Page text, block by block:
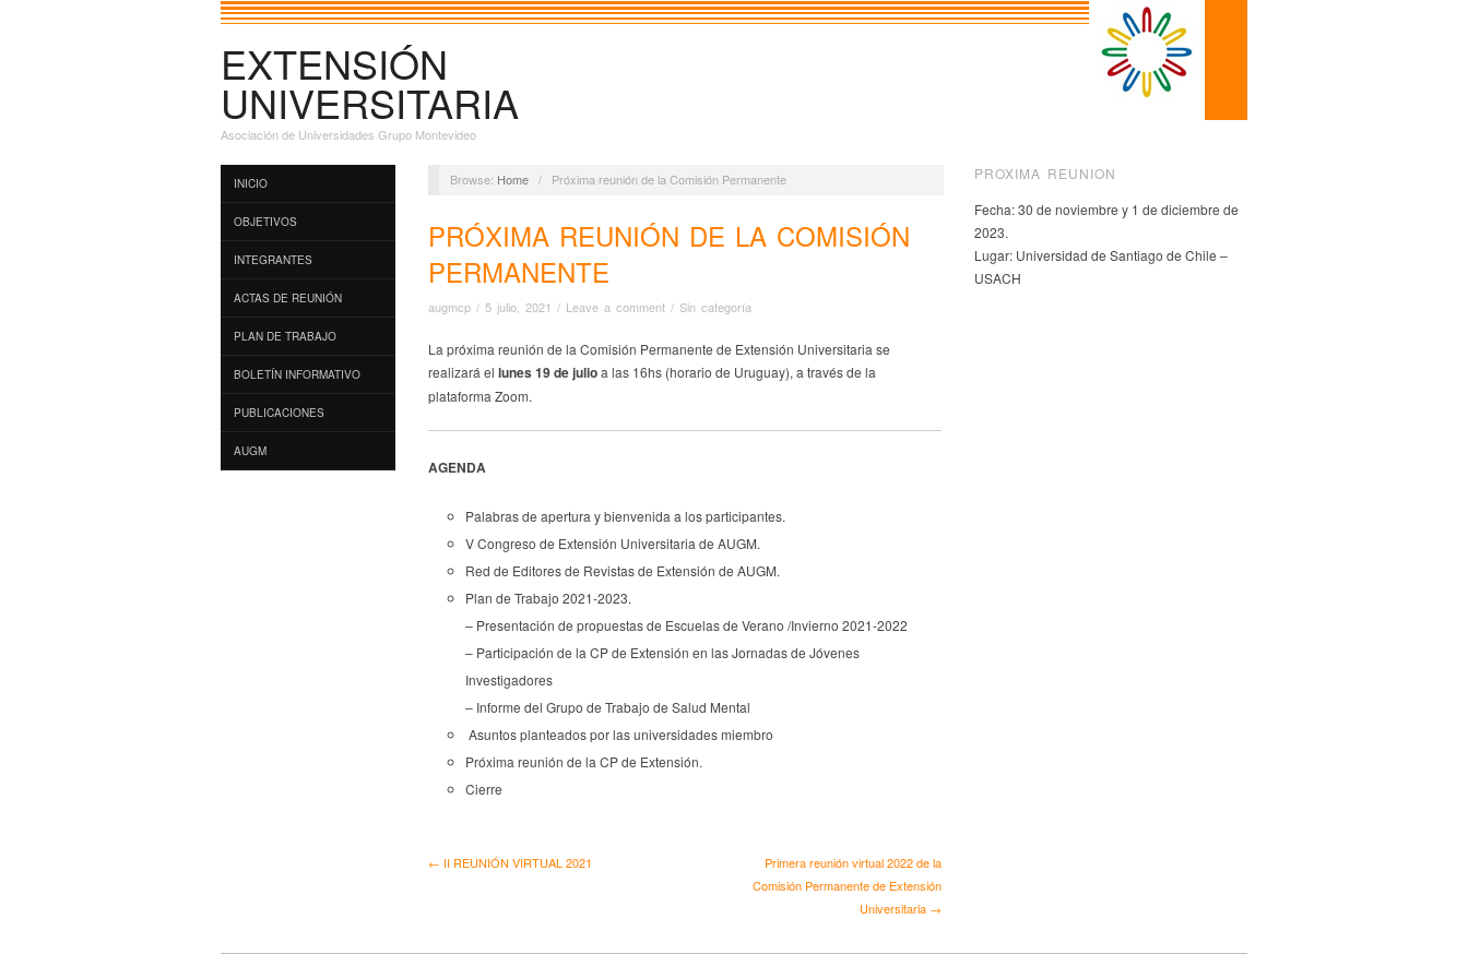
EXTENSIÓN
UNIVERSITARIA
Asociación de Universidades Grupo Montevideo
INICIO
OBJETIVOS
INTEGRANTES
ACTAS DE REUNIÓN
PLAN DE TRABAJO
BOLETÍN INFORMATIVO
PUBLICACIONES
AUGM
Browse: Home / Próxima reunión de la Comisión Permanente
PRÓXIMA REUNIÓN DE LA COMISIÓN
PERMANENTE
augmcp / 5 julio, 2021 / Leave a comment / Sin categoría
La próxima reunión de la Comisión Permanente de Extensión Universitaria se
realizará el lunes 19 de julioa las 16hs (horario de Uruguay), a través de la
plataforma Zoom.
AGENDA
Palabras de apertura y bienvenida a los participantes.
V Congreso de Extensión Universitaria de AUGM.
Red de Editores de Revistas de Extensión de AUGM.
Plan de Trabajo 2021-2023.
– Presentación de propuestas de Escuelas de Verano /Invierno 2021-2022
– Participación de la CP de Extensión en las Jornadas de Jóvenes
Investigadores
– Informe del Grupo de Trabajo de Salud Mental
Asuntos planteados por las universidades miembro
Próxima reunión de la CP de Extensión.
Cierre
← II REUNIÓN VIRTUAL 2021
Primera reunión virtual 2022 de la
Comisión Permanente de Extensión
Universitaria →
PROXIMA REUNION
Fecha: 30 de noviembre y 1 de diciembre de
2023.
Lugar: Universidad de Santiago de Chile –
USACH